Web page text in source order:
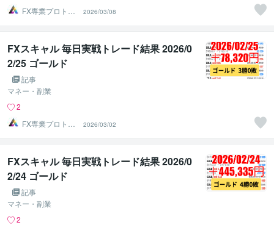
FX専業プロトレ
ーダーのAチーム
2026/03/08
FXスキャル 毎日実戦トレード結果 2026/0
2/25 ゴールド
記事
マネー・副業
2
FX専業プロトレ
ーダーのAチーム
2026/03/02
FXスキャル 毎日実戦トレード結果 2026/0
2/24 ゴールド
記事
マネー・副業
2